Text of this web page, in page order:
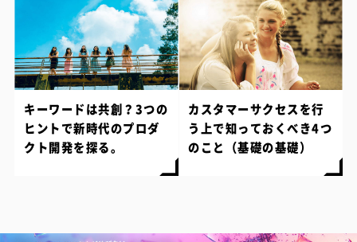
キーワードは共創？3つの
ヒントで新時代のプロダ
クト開発を探る。
カスタマーサクセスを行
う上で知っておくべき4つ
のこと（基礎の基礎）